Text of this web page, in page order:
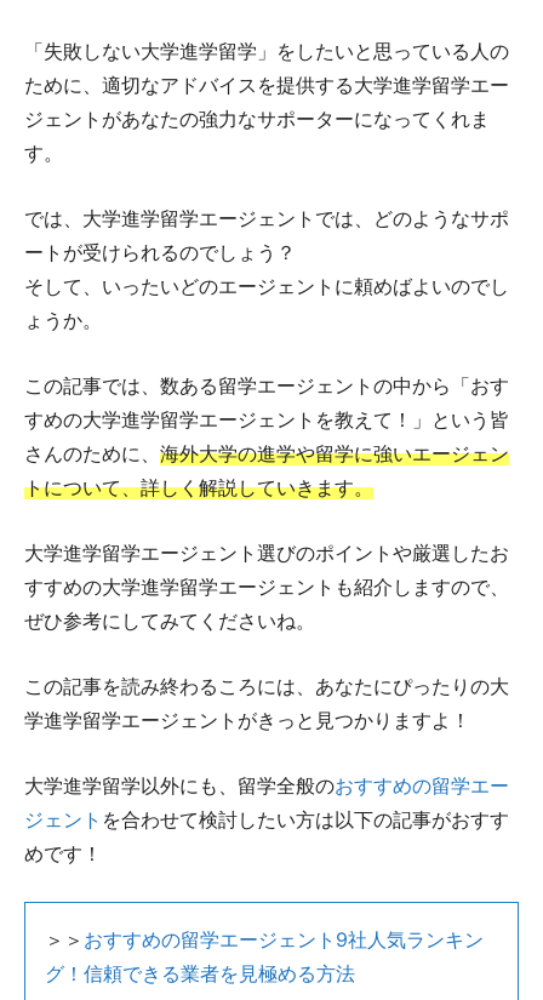
「失敗しない大学進学留学」をしたいと思っている人の
ために、適切なアドバイスを提供する大学進学留学エー
ジェントがあなたの強力なサポーターになってくれま
す。
では、大学進学留学エージェントでは、どのようなサポ
ートが受けられるのでしょう？
そして、いったいどのエージェントに頼めばよいのでし
ょうか。
この記事では、数ある留学エージェントの中から「おす
すめの大学進学留学エージェントを教えて！」という皆
さんのために、 海外大学の進学や留学に強いエージェン
トについて、詳しく解説していきます。
大学進学留学エージェント選びのポイントや厳選したお
すすめの大学進学留学エージェントも紹介しますので、
ぜひ参考にしてみてくださいね。
この記事を読み終わるころには、あなたにぴったりの大
学進学留学エージェントがきっと見つかりますよ！
大学進学留学以外にも、留学全般のおすすめの留学エー
ジェント を合わせて検討したい方は以下の記事がおすす
めです！
＞＞ おすすめの留学エージェント9社人気ランキン
グ！信頼できる業者を見極める方法